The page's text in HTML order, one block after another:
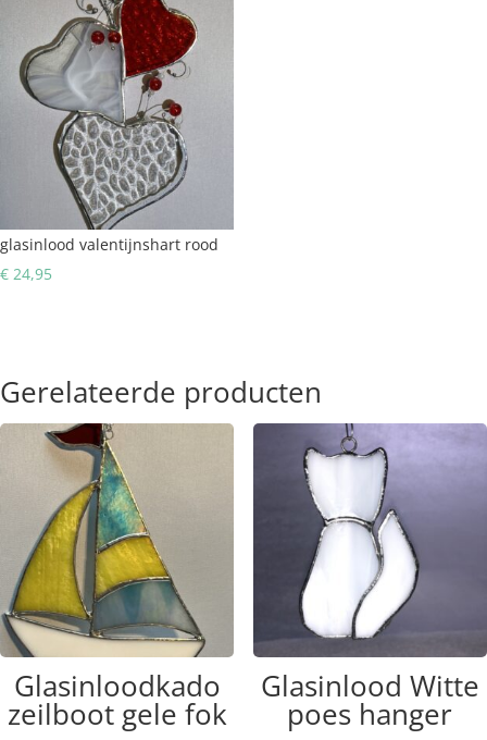
glasinlood valentijnshart rood
€ 24,95
Gerelateerde producten
Glasinloodkado
zeilboot gele fok
Glasinlood Witte
poes hanger